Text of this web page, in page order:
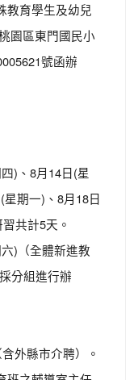
教育學生及幼兒
園區東門國民小
號函辦
)、8月14日(星
期一)、8月18日
共計5天。
)（全體新進教
分組進行辦
外縣市介聘）。